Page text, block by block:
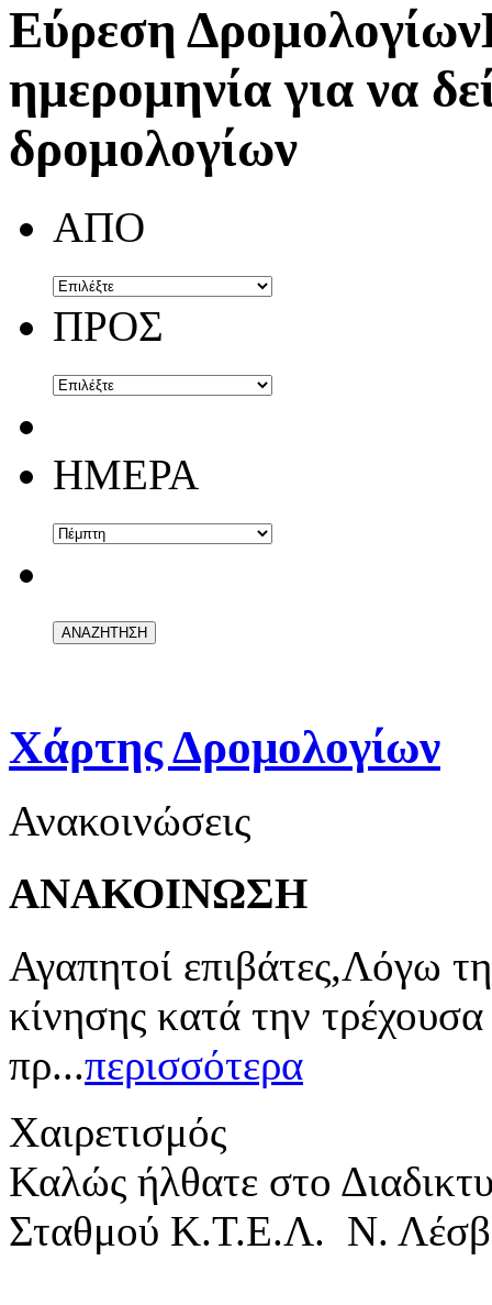
Εύρεση Δρομολογίων
ημερομηνία για να
δρομολογίων
ΑΠΟ
ΠΡΟΣ
ΗΜΕΡΑ
Χάρτης Δρομολογίων
Ανακοινώσεις
ΑΝΑΚΟΙΝΩΣΗ
Αγαπητοί επιβάτες,Λόγω
κίνησης κατά την
πρ...περισσότερα
Χαιρετισμός
Καλώς ήλθατε στο
Σταθμού Κ.Τ.Ε.Λ. Ν.